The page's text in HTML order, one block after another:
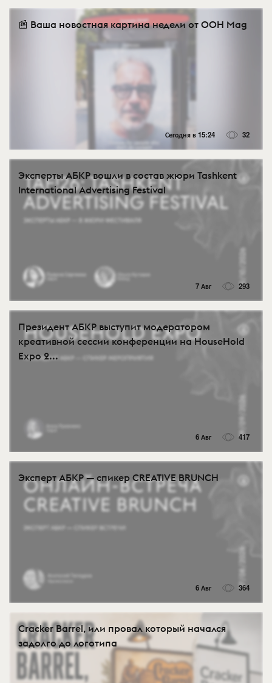
📰 Ваша новостная картина недели от OOH Mag
Сегодня в 15:24 32
Эксперты АБКР вошли в состав жюри Tashkent
International Advertising Festival
7 Авг 293
Президент АБКР выступит модератором
креативной сессии конференции на HouseHold
Expo 2...
6 Авг 417
Эксперт АБКР — спикер CREATIVE BRUNCH
6 Авг 364
Cracker Barrel, или провал который начался
задолго до логотипа